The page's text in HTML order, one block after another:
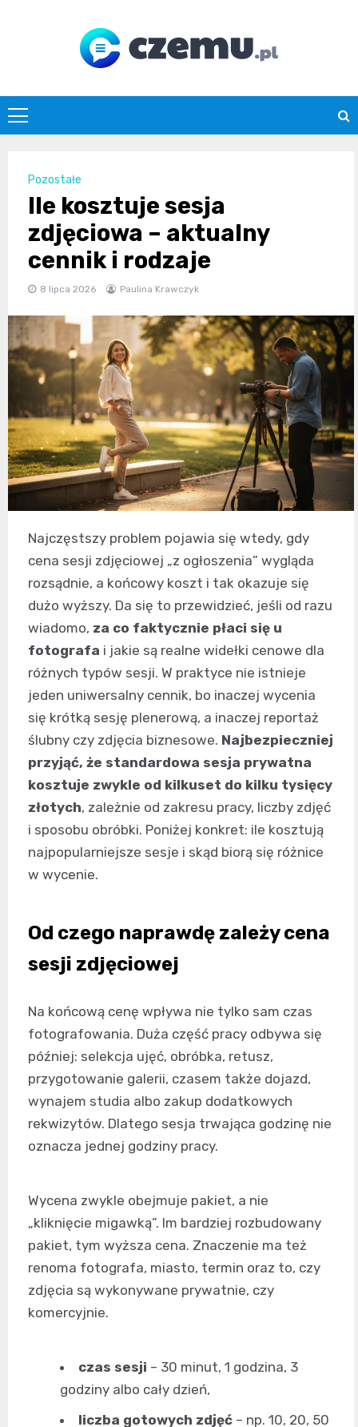
czemu.pl
Pozostałe
Ile kosztuje sesja
zdjęciowa – aktualny
cennik i rodzaje
8 lipca 2026 Paulina Krawczyk
Najczęstszy problem pojawia się wtedy, gdy
cena sesji zdjęciowej „z ogłoszenia” wygląda
rozsądnie, a końcowy koszt i tak okazuje się
dużo wyższy. Da się to przewidzieć, jeśli od razu
wiadomo, za co faktycznie płaci się u
fotografa i jakie są realne widełki cenowe dla
różnych typów sesji. W praktyce nie istnieje
jeden uniwersalny cennik, bo inaczej wycenia
się krótką sesję plenerową, a inaczej reportaż
ślubny czy zdjęcia biznesowe. Najbezpieczniej
przyjąć, że standardowa sesja prywatna
kosztuje zwykle od kilkuset do kilku tysięcy
złotych, zależnie od zakresu pracy, liczby zdjęć
i sposobu obróbki. Poniżej konkret: ile kosztują
najpopularniejsze sesje i skąd biorą się różnice
w wycenie.
Od czego naprawdę zależy cena
sesji zdjęciowej
Na końcową cenę wpływa nie tylko sam czas
fotografowania. Duża część pracy odbywa się
później: selekcja ujęć, obróbka, retusz,
przygotowanie galerii, czasem także dojazd,
wynajem studia albo zakup dodatkowych
rekwizytów. Dlatego sesja trwająca godzinę nie
oznacza jednej godziny pracy.
Wycena zwykle obejmuje pakiet, a nie
„kliknięcie migawką”. Im bardziej rozbudowany
pakiet, tym wyższa cena. Znaczenie ma też
renoma fotografa, miasto, termin oraz to, czy
zdjęcia są wykonywane prywatnie, czy
komercyjnie.
czas sesji – 30 minut, 1 godzina, 3
godziny albo cały dzień,
liczba gotowych zdjęć – np. 10, 20, 50